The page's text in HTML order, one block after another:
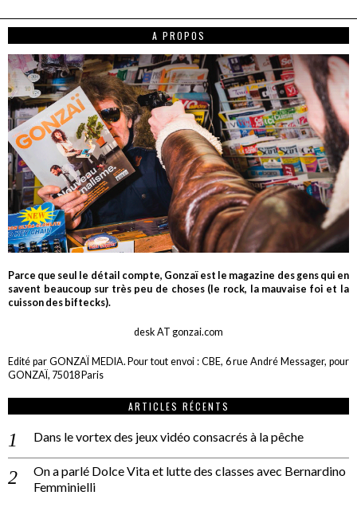
A PROPOS
Parce que seul le détail compte, Gonzaï est le magazine des gens qui en
savent beaucoup sur très peu de choses (le rock, la mauvaise foi et la
cuisson des biftecks).
desk AT gonzai.com
Edité par GONZAÏ MEDIA. Pour tout envoi : CBE, 6 rue André Messager, pour
GONZAÏ, 75018 Paris
ARTICLES RÉCENTS
Dans le vortex des jeux vidéo consacrés à la pêche
On a parlé Dolce Vita et lutte des classes avec Bernardino
Femminielli